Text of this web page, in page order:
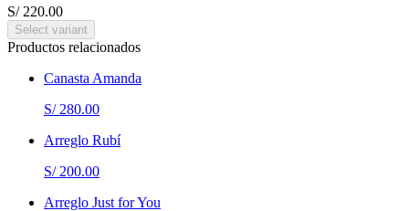
S/ 220.00
Select variant
Productos relacionados
Canasta Amanda
S/ 280.00
Arreglo Rubí
S/ 200.00
Arreglo Just for You